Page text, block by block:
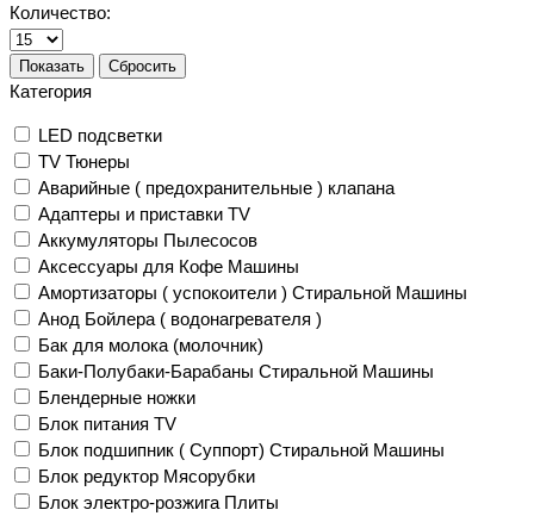
Количество:
Показать Сбросить
Категория
LED подсветки
TV Тюнеры
Аварийные ( предохранительные ) клапана
Адаптеры и приставки TV
Аккумуляторы Пылесосов
Аксессуары для Кофе Машины
Амортизаторы ( успокоители ) Стиральной Машины
Анод Бойлера ( водонагревателя )
Бак для молока (молочник)
Баки-Полубаки-Барабаны Стиральной Машины
Блендерные ножки
Блок питания TV
Блок подшипник ( Суппорт) Стиральной Машины
Блок редуктор Мясорубки
Блок электро-розжига Плиты